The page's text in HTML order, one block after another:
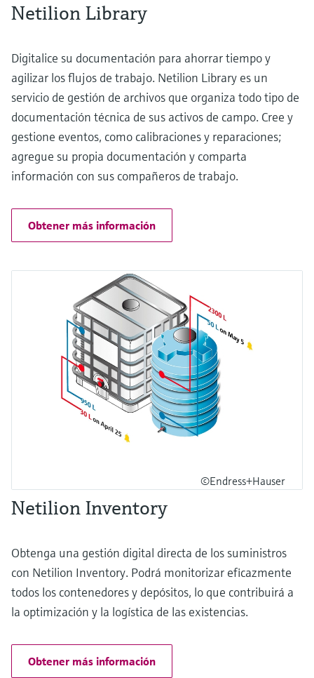
Netilion Library
Digitalice su documentación para ahorrar tiempo y
agilizar los flujos de trabajo. Netilion Library es un
servicio de gestión de archivos que organiza todo tipo de
documentación técnica de sus activos de campo. Cree y
gestione eventos, como calibraciones y reparaciones;
agregue su propia documentación y comparta
información con sus compañeros de trabajo.
Obtener más información
©Endress+Hauser
Netilion Inventory
Obtenga una gestión digital directa de los suministros
con Netilion Inventory. Podrá monitorizar eficazmente
todos los contenedores y depósitos, lo que contribuirá a
la optimización y la logística de las existencias.
Obtener más información